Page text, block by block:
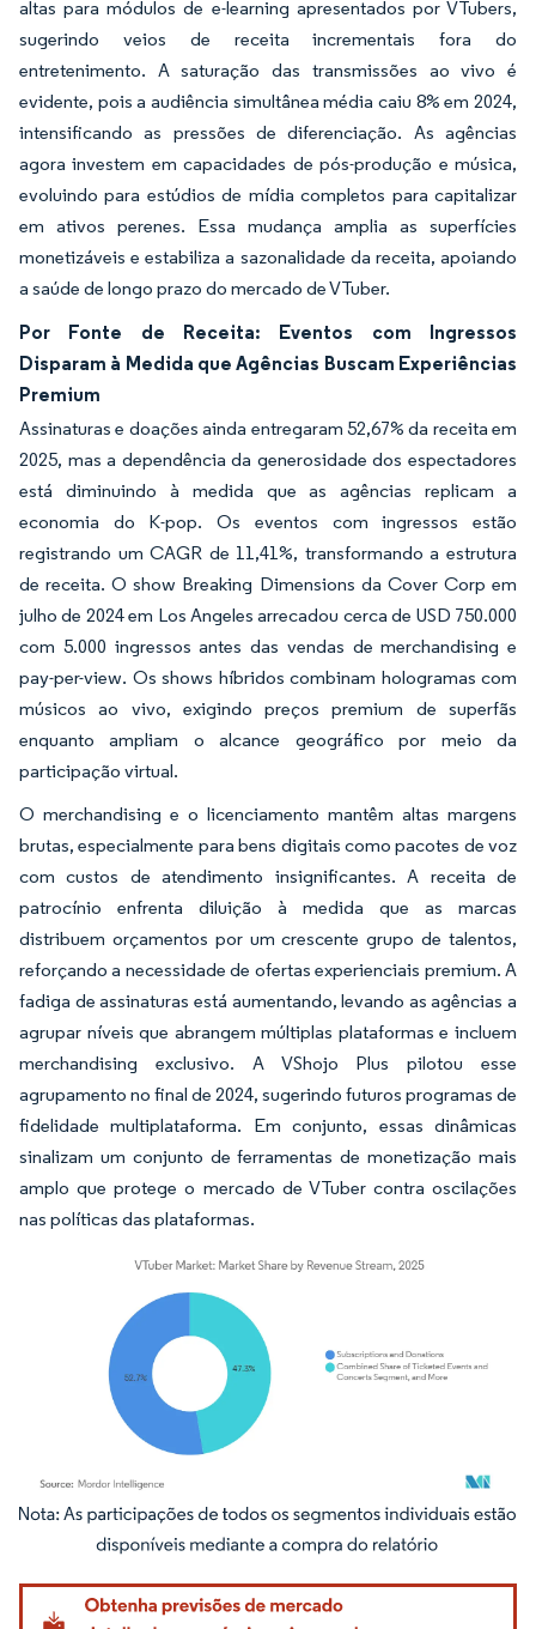
altas para módulos de e-learning apresentados por VTubers,
sugerindo veios de receita incrementais fora do
entretenimento. A saturação das transmissões ao vivo é
evidente, pois a audiência simultânea média caiu 8% em 2024,
intensificando as pressões de diferenciação. As agências
agora investem em capacidades de pós-produção e música,
evoluindo para estúdios de mídia completos para capitalizar
em ativos perenes. Essa mudança amplia as superfícies
monetizáveis e estabiliza a sazonalidade da receita, apoiando
a saúde de longo prazo do mercado de VTuber.
Por Fonte de Receita: Eventos com Ingressos
Disparam à Medida que Agências Buscam Experiências
Premium
Assinaturas e doações ainda entregaram 52,67% da receita em
2025, mas a dependência da generosidade dos espectadores
está diminuindo à medida que as agências replicam a
economia do K-pop. Os eventos com ingressos estão
registrando um CAGR de 11,41%, transformando a estrutura
de receita. O show Breaking Dimensions da Cover Corp em
julho de 2024 em Los Angeles arrecadou cerca de USD 750.000
com 5.000 ingressos antes das vendas de merchandising e
pay-per-view. Os shows híbridos combinam hologramas com
músicos ao vivo, exigindo preços premium de superfãs
enquanto ampliam o alcance geográfico por meio da
participação virtual.
O merchandising e o licenciamento mantêm altas margens
brutas, especialmente para bens digitais como pacotes de voz
com custos de atendimento insignificantes. A receita de
patrocínio enfrenta diluição à medida que as marcas
distribuem orçamentos por um crescente grupo de talentos,
reforçando a necessidade de ofertas experienciais premium. A
fadiga de assinaturas está aumentando, levando as agências a
agrupar níveis que abrangem múltiplas plataformas e incluem
merchandising exclusivo. A VShojo Plus pilotou esse
agrupamento no final de 2024, sugerindo futuros programas de
fidelidade multiplataforma. Em conjunto, essas dinâmicas
sinalizam um conjunto de ferramentas de monetização mais
amplo que protege o mercado de VTuber contra oscilações
nas políticas das plataformas.
Imagem © Mordor Intelligence. O reuso requer atribuição conforme CC BY 4.0.